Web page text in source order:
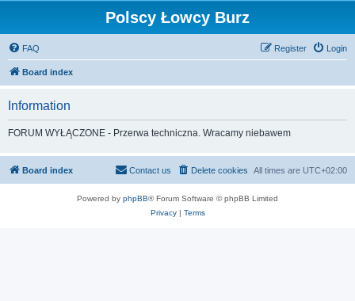
Polscy Łowcy Burz
FAQ Login
Register
Board index
Information
FORUM WYŁĄCZONE - Przerwa techniczna. Wracamy niebawem
Board index All times are UTC+02:00
Delete cookies
Contact us
Powered by phpBB® Forum Software © phpBB Limited
Privacy| Terms